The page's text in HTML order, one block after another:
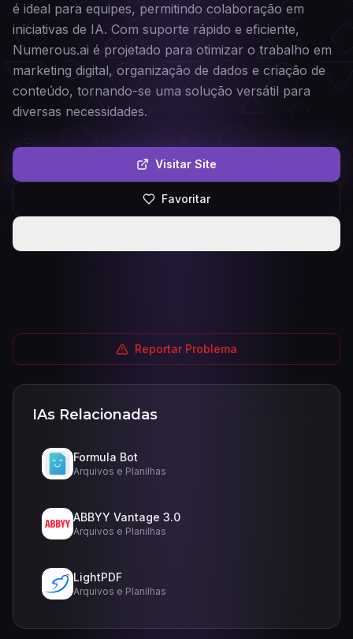
é ideal para equipes, permitindo colaboração em
iniciativas de IA. Com suporte rápido e eficiente,
Numerous.ai é projetado para otimizar o trabalho em
marketing digital, organização de dados e criação de
conteúdo, tornando-se uma solução versátil para
diversas necessidades.
Visitar Site
Favoritar
Reportar Problema
IAs Relacionadas
Formula Bot
Arquivos e Planilhas
ABBYY Vantage 3.0
Arquivos e Planilhas
LightPDF
Arquivos e Planilhas